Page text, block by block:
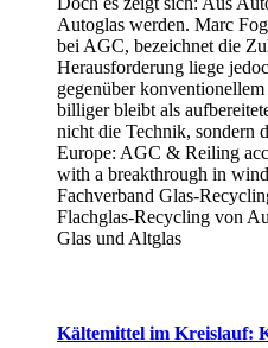
Autoglas werden. Marc
bei AGC, bezeichnet die
Herausforderung liege
gegenüber
billiger bleibt als
nicht die Technik, sondern
Europe: AGC & Reiling
with a breakthrough in
Fachverband Glas-
Flachglas-Recycling von
Glas und Altglas
Kältemittel im Kreislauf: